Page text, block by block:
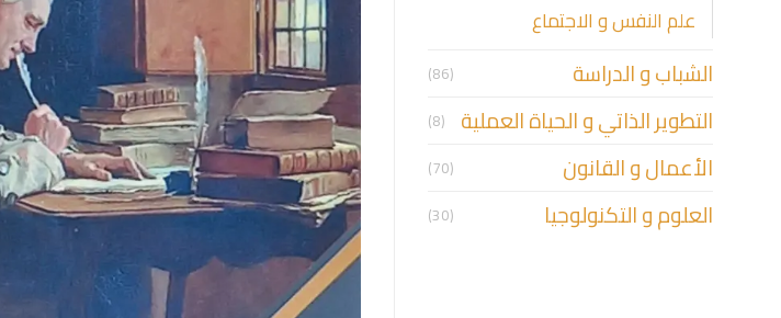
علم النفس و الاجتماع
الشباب و الدراسة (86)
التطوير الذاتي و الحياة العملية (8)
الأعمال و القانون (70)
العلوم و التكنولوجيا (30)